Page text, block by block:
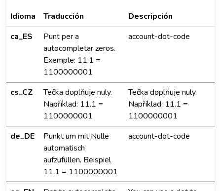
Idioma Traducción
Descripción
ca_ES
Punt per a
autocompletar zeros.
Exemple: 11.1 =
1100000001
account-dot-code
cs_CZ
Tečka doplňuje nuly.
Například: 11.1 =
1100000001
Tečka doplňuje nuly.
Například: 11.1 =
1100000001
de_DE
Punkt um mit Nulle
automatisch
aufzufüllen. Beispiel
11.1 = 1100000001
account-dot-code